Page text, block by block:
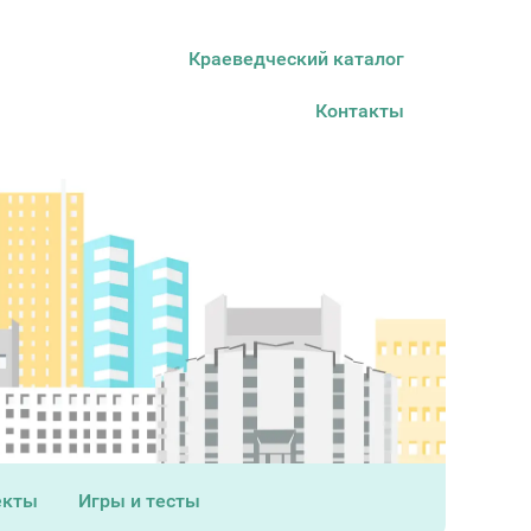
Краеведческий каталог
Контакты
Игры и тесты